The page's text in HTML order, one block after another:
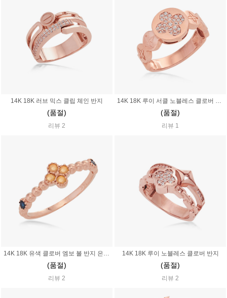
14K 18K 러브 믹스 클립 체인 반지
(품절)
리뷰 2
(품절)
리뷰 1
(품절)
리뷰 2
14K 18K 루이 노블레스 클로버 반지
(품절)
리뷰 2